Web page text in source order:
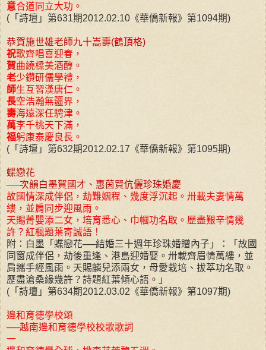
意合道同立大功。
(「詩壇」第631期2012.02.10《華僑新報》第1094期)
恭賀施世雄老師九十嵩壽(鶴頂格)
祝歌齊唱喜迎春，
賀曲繞樑美酒醇。
老少鑽研儒學禮，
師生互習漢唐仁。
長空浩瀚無疆界，
壽海遠深任騁津。
萬李千桃天下滿，
福躬康泰慶良長。
(「詩壇」第632期2012.02.17《華僑新報》第1095期)
蝶戀花
──次韻白墨賀國才、惠茵賢伉儷珍珠婚慶
故國情深成伴侶，劫難姻程、幾度浮沉起。卅載夫妻情萬
縷，並肩同步迎風雨。
天賜菁嬰添二女，培育悉心、巾幗功名取。歷盡艱辛情幾
許？紅楓題葉寄誠語！
附：白墨「蝶戀花──結婚三十週年珍珠婚贈內子」：「故國
同窗成伴侶，劫後重逢、港島迎婚娶。卅載齊眉情萬縷，並
肩攜手經風雨。天賜麟兒添兩女，母愛栽培、拔萃功名取。
歷盡滄桑緣幾許？詩題紅葉傾心語。」
(「詩壇」第634期2012.03.02《華僑新報》第1097期)
邊和育德學校頌
──越南邊和育德學校校歌歌詞
一